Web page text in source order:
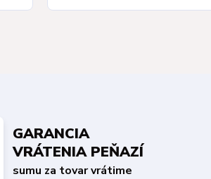
GARANCIA
VRÁTENIA PEŇAZÍ
sumu za tovar vrátime